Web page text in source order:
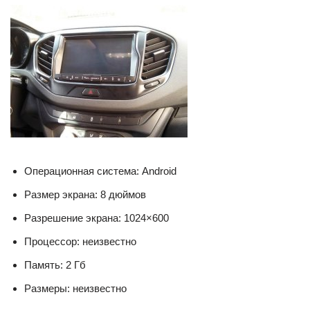
Операционная система: Android
Размер экрана: 8 дюймов
Разрешение экрана: 1024×600
Процессор: неизвестно
Память: 2 Гб
Размеры: неизвестно